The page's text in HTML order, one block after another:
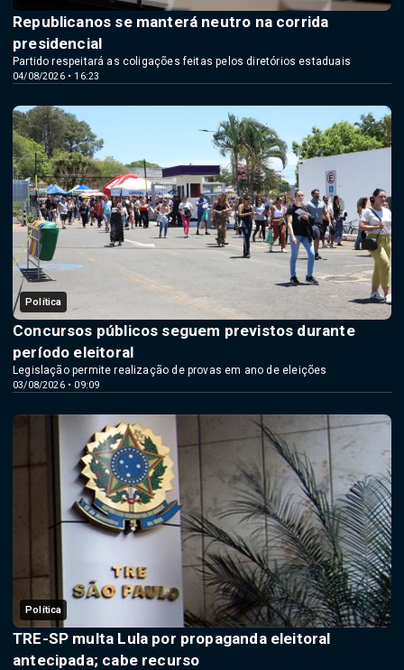
04/08/2026 • 16:23
Republicanos se manterá neutro na corrida
presidencial
Partido respeitará as coligações feitas pelos diretórios estaduais
Política
03/08/2026 • 09:09
Concursos públicos seguem previstos durante
período eleitoral
Legislação permite realização de provas em ano de eleições
Política
TRE-SP multa Lula por propaganda eleitoral
antecipada; cabe recurso